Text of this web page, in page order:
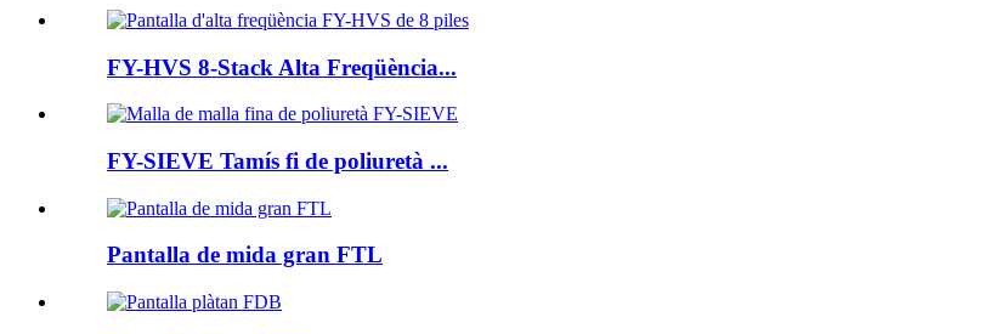
FY-HVS 8-Stack Alta Freqüència...
FY-SIEVE Tamís fi de poliuretà ...
Pantalla de mida gran FTL